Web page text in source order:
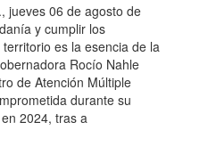
jueves 06 de agosto de
y cumplir los
es la esencia de la
Rocío Nahle
de Atención Múltiple
durante su
2024, tras a